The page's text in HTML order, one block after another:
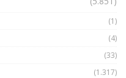
(1)
(4)
(33)
(1.317)